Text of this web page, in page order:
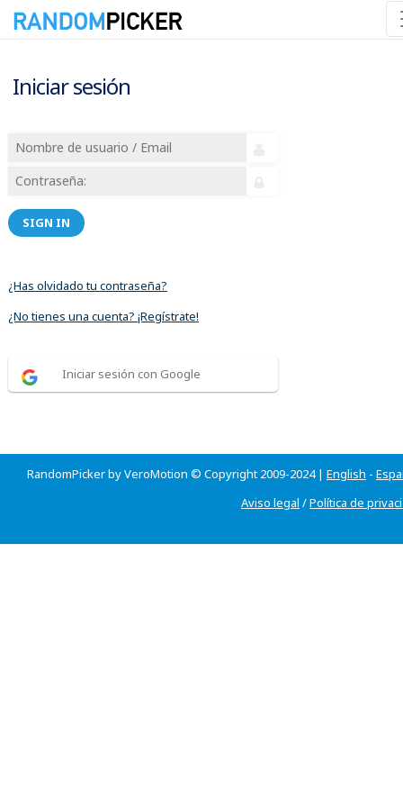
Iniciar sesión
SIGN IN
¿Has olvidado tu contraseña?
¿No tienes una cuenta? ¡Regístrate!
Iniciar sesión con Google
RandomPicker by VeroMotion © Copyright 2009-2024 | English -
Aviso legal /Política de